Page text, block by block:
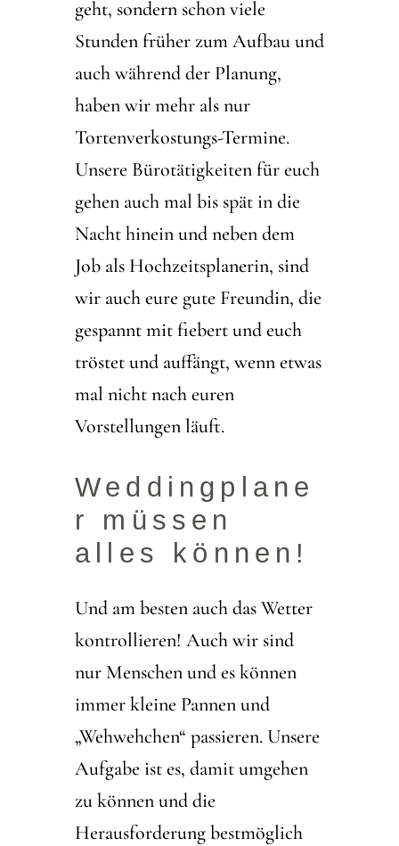
geht, sondern schon viele
Stunden früher zum Aufbau und
auch während der Planung,
haben wir mehr als nur
Tortenverkostungs-Termine.
Unsere Bürotätigkeiten für euch
gehen auch mal bis spät in die
Nacht hinein und neben dem
Job als Hochzeitsplanerin, sind
wir auch eure gute Freundin, die
gespannt mit fiebert und euch
tröstet und auffängt, wenn etwas
mal nicht nach euren
Vorstellungen läuft.
Weddingplane
r müssen
alles können!
Und am besten auch das Wetter
kontrollieren! Auch wir sind
nur Menschen und es können
immer kleine Pannen und
„Wehwehchen“ passieren. Unsere
Aufgabe ist es, damit umgehen
zu können und die
Herausforderung bestmöglich